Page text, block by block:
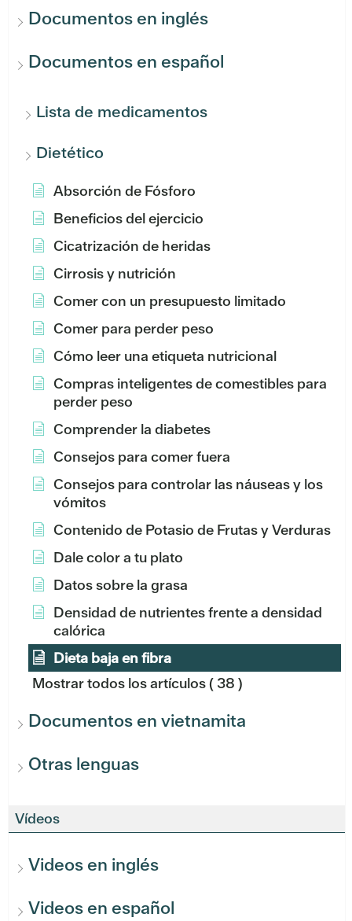
Documentos en inglés
Documentos en español
Lista de medicamentos
Dietético
Absorción de Fósforo
Beneficios del ejercicio
Cicatrización de heridas
Cirrosis y nutrición
Comer con un presupuesto limitado
Comer para perder peso
Cómo leer una etiqueta nutricional
Compras inteligentes de comestibles para
perder peso
Comprender la diabetes
Consejos para comer fuera
Consejos para controlar las náuseas y los
vómitos
Contenido de Potasio de Frutas y Verduras
Dale color a tu plato
Datos sobre la grasa
Densidad de nutrientes frente a densidad
calórica
Dieta baja en fibra
Mostrar todos los artículos( 38 )
Documentos en vietnamita
Otras lenguas
Vídeos
Videos en inglés
Videos en español